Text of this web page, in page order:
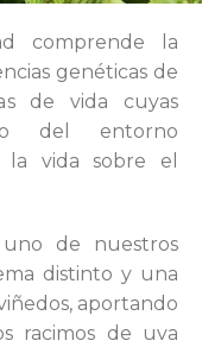
comprende la
genéticas de
de vida cuyas
del entorno
vida sobre el
de nuestros
distinto y una
aportando
racimos de uva